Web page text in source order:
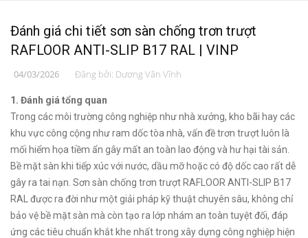
Đánh giá chi tiết sơn sàn chống trơn trượt
RAFLOOR ANTI-SLIP B17 RAL | VINP
04/03/2026 Đăng bởi: Dương Văn Vĩnh
1. Đánh giá tổng quan
Trong các môi trường công nghiệp như nhà xưởng, kho bãi hay các
khu vực công cộng như ram dốc tòa nhà, vấn đề trơn trượt luôn là
mối hiểm họa tiềm ẩn gây mất an toàn lao động và hư hại tài sản.
Bề mặt sàn khi tiếp xúc với nước, dầu mỡ hoặc có độ dốc cao rất dễ
gây ra tai nạn. Sơn sàn chống trơn trượt RAFLOOR ANTI-SLIP B17
RAL được ra đời như một giải pháp kỹ thuật chuyên sâu, không chỉ
bảo vệ bề mặt sàn mà còn tạo ra lớp nhám an toàn tuyệt đối, đáp
ứng các tiêu chuẩn khắt khe nhất trong xây dựng công nghiệp hiện